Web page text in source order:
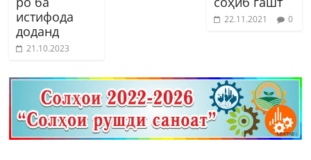
истифода
доданд
21.10.2023
22.11.2021 0